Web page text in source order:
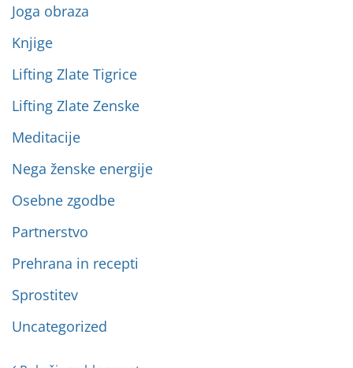
Joga obraza
Knjige
Lifting Zlate Tigrice
Lifting Zlate Zenske
Meditacije
Nega ženske energije
Osebne zgodbe
Partnerstvo
Prehrana in recepti
Sprostitev
Uncategorized